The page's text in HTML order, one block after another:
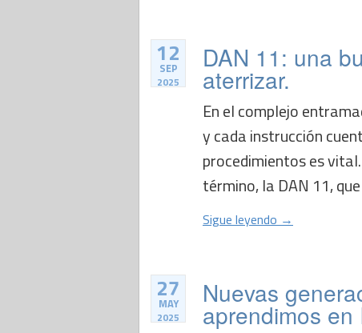
12
SEP
2025
DAN 11: una
aterrizar.
En el complejo
y cada instrucción
procedimientos es
término, la DAN 11,
Sigue leyendo →
27
MAY
2025
Nuevas
aprendimos